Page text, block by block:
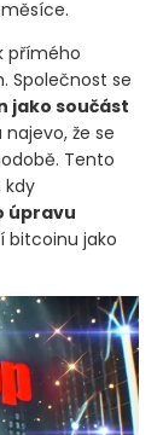
přímého
Společnost se
jako součást
že se
Tento
kdy
úpravu
bitcoinu jako